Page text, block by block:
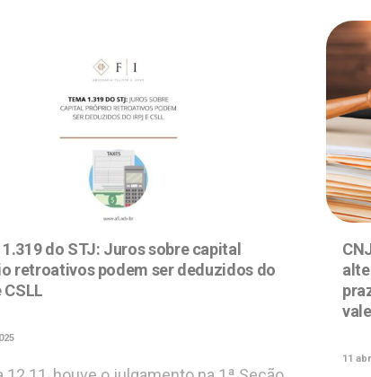
do STJ: Juros sobre capital
retroativos podem ser deduzidos do
CSLL
11